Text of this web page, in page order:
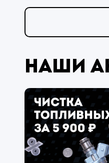
Наши